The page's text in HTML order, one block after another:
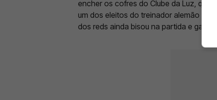
encher os cofres do Clube da Luz, que
um dos eleitos do treinador alemão
dos reds ainda bisou na partida e